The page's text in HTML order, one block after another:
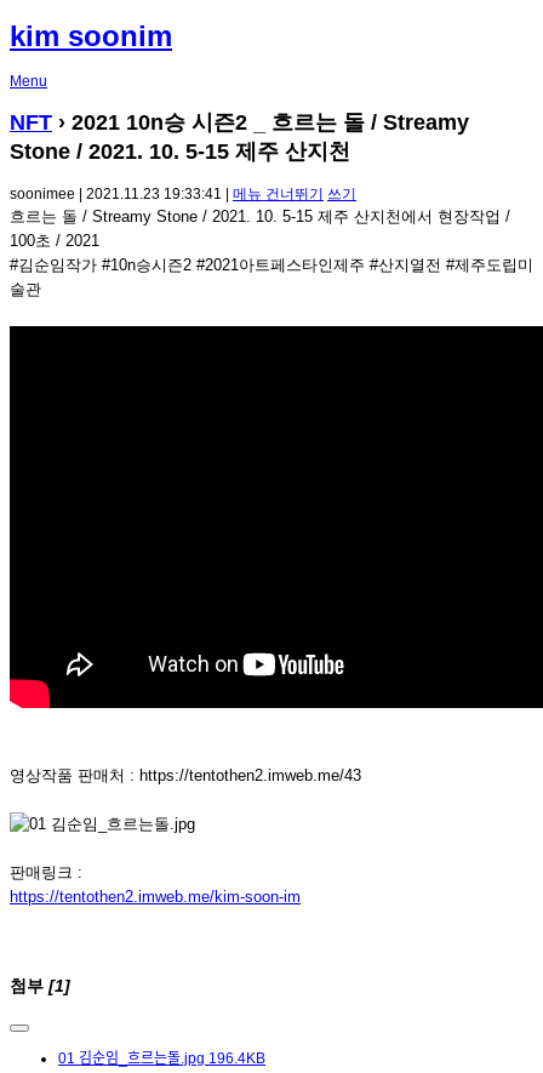
kim soonim
Menu
NFT › 2021 10n승 시즌2 _ 흐르는 돌 / Streamy
Stone / 2021. 10. 5-15 제주 산지천
soonimee | 2021.11.23 19:33:41 | 메뉴 건너뛰기 쓰기
흐르는 돌 / Streamy Stone / 2021. 10. 5-15 제주 산지천에서 현장작업 /
100초 / 2021
#김순임작가 #10n승시즌2 #2021아트페스타인제주 #산지열전 #제주도립미
술관
영상작품 판매처 : https://tentothen2.imweb.me/43
판매링크 :
https://tentothen2.imweb.me/kim-soon-im
첨부 [1]
01 김순임_흐르는돌.jpg 196.4KB